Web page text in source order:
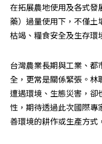
在拓展農地使用及各式發
藥）過量使用下，不僅
枯竭、糧食安全及生存環
台灣農業長期與工業、
全，更常是關係緊張。林
遭遇環境、生態災害，
性，期待透過此次國際專
善環境的耕作或生產方式